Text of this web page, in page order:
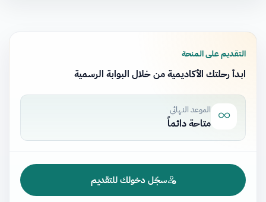
التقديم على المنحة
ابدأ رحلتك الأكاديمية من خلال البوابة الرسمية
الموعد النهائي
متاحة دائماً
سجّل دخولك للتقديم